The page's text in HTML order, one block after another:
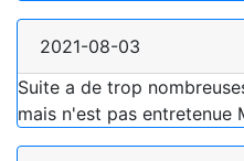
2021-08-03
Suite a de trop
mais n'est pas entretenue